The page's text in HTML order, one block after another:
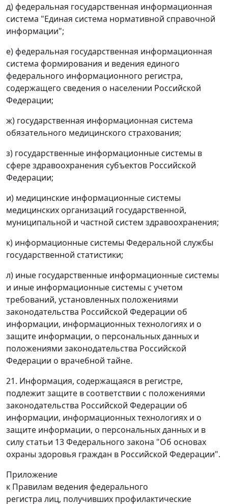
д) федеральная государственная информационная
система "Единая система нормативной справочной
информации";
е) федеральная государственная информационная
система формирования и ведения единого
федерального информационного регистра,
содержащего сведения о населении Российской
Федерации;
ж) государственная информационная система
обязательного медицинского страхования;
з) государственные информационные системы в
сфере здравоохранения субъектов Российской
Федерации;
и) медицинские информационные системы
медицинских организаций государственной,
муниципальной и частной систем здравоохранения;
к) информационные системы Федеральной службы
государственной статистики;
л) иные государственные информационные системы
и иные информационные системы с учетом
требований, установленных положениями
законодательства Российской Федерации об
информации, информационных технологиях и о
защите информации, о персональных данных и
положениями законодательства Российской
Федерации о врачебной тайне.
21. Информация, содержащаяся в регистре,
подлежит защите в соответствии с положениями
законодательства Российской Федерации об
информации, информационных технологиях и о
защите информации, о персональных данных и в
силу статьи 13 Федерального закона "Об основах
охраны здоровья граждан в Российской Федерации".
Приложение
к Правилам ведения федерального
регистра лиц, получивших профилактические